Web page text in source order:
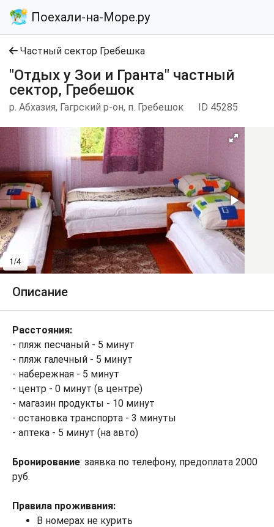
Поехали-на-Море.ру
Частный сектор Гребешка
"Отдых у Зои и Гранта" частный
сектор, Гребешок
р. Абхазия, Гагрский р-он, п. Гребешок ID 45285
1/4
Описание
Расстояния:
- пляж песчаный - 5 минут
- пляж галечный - 5 минут
- набережная - 5 минут
- центр - 0 минут (в центре)
- магазин продукты - 10 минут
- остановка транспорта - 3 минуты
- аптека - 5 минут (на авто)
Бронирование: заявка по телефону, предоплата 2000
руб.
Правила проживания:
В номерах не курить